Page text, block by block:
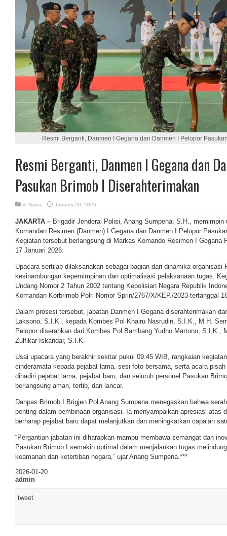
Resmi Berganti, Danmen I Gegana dan Danmen I Pelopor
Resmi Berganti, Danmen I Gegana dan
Pasukan Brimob I Diserahterimakan
in Matra January 20, 2026
JAKARTA – Brigadir Jenderal Polisi, Anang Sumpena, S.H.,
Komandan Resimen (Danmen) I Gegana dan Danmen I Pelopor
Kegiatan tersebut berlangsung di Markas Komando Resimen I
17 Januari 2026.
Upacara sertijab dilaksanakan sebagai bagian dari dinamika organisasi
kesinambungan kepemimpinan dan optimalisasi pelaksanaan tugas.
Undang Nomor 2 Tahun 2002 tentang Kepolisian Negara Republik
Komandan Korbrimob Polri Nomor Sprin/2767/X/KEP./2023 tertanggal
Dalam prosesi tersebut, jabatan Danmen I Gegana diserahterimakan
Laksono, S.I.K., kepada Kombes Pol Khairu Nasrudin, S.I.K., M.H.
Pelopor diserahkan dari Kombes Pol Bambang Yudho Martono, S.I.K.,
Zulfikar Iskandar, S.I.K.
Usai upacara yang berakhir sekitar pukul 09.45 WIB, rangkaian
cinderamata kepada pejabat lama, sesi foto bersama, serta acara
dihadiri pejabat lama, pejabat baru, dan seluruh personel Pasukan
berlangsung aman, tertib, dan lancar.
Danpas Brimob I Brigjen Pol Anang Sumpena menegaskan bahwa
penting dalam pembinaan organisasi. Ia menyampaikan apresiasi atas
berharap pejabat baru dapat melanjutkan dan meningkatkan capaian
“Pergantian jabatan ini diharapkan mampu membawa semangat dan
Pasukan Brimob I semakin optimal dalam menjalankan tugas
keamanan dan ketertiban negara,” ujar Anang Sumpena.***
2026-01-20
admin
tweet